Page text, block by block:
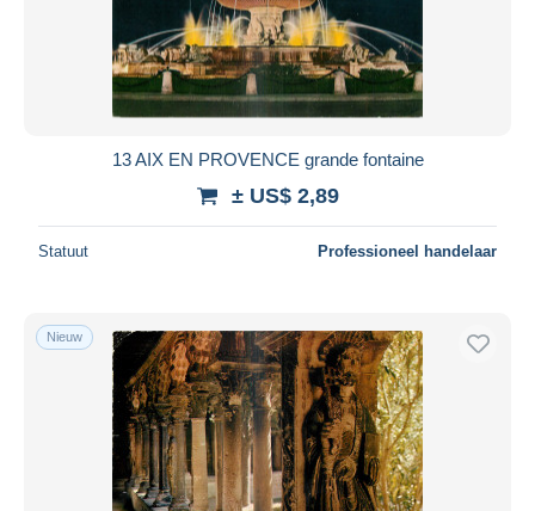
13 AIX EN PROVENCE grande fontaine
± US$ 2,89
Statuut Professioneel handelaar
Nieuw